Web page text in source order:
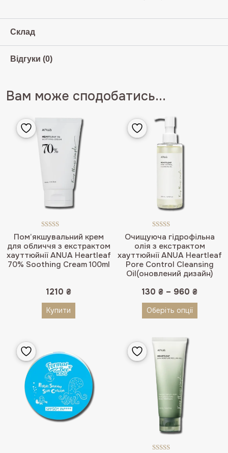
Склад
Відгуки (0)
Вам може сподобатись...
Пом’якшувальний крем
для обличчя з екстрактом
хауттюйнії ANUA Heartleaf
70% Soothing Cream 100ml
Оцінено в
5.00з 5
1210 ₴
Купити
Очищуюча гідрофільна
олія з екстрактом
хауттюйнії ANUA Heartleaf
Pore Control Cleansing
Oil(оновлений дизайн)
Оцінено в
5.00з 5
130 ₴ – 960 ₴
Оберіть опції